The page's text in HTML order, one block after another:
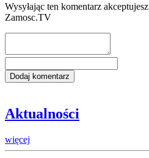
Wysyłając ten komentarz akceptujesz
Zamosc.TV
Aktualności
więcej